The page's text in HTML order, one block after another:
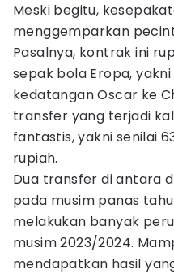
Meski begitu,
menggemparkan
Pasalnya, kontrak ini
sepak bola Eropa,
kedatangan Oscar ke
transfer yang terjadi
fantastis, yakni senilai
rupiah.
Dua transfer di antara
pada musim panas
melakukan banyak
musim 2023/2024.
mendapatkan hasil